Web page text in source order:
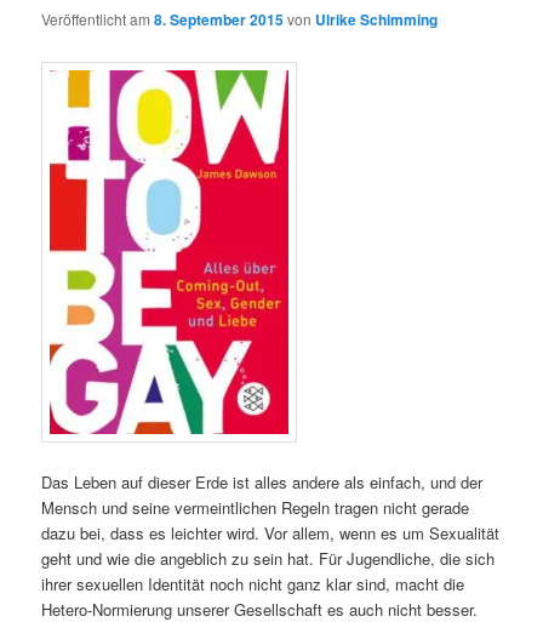
Veröffentlicht am8. September 2015von Ulrike Schimming
Das Leben auf dieser Erde ist alles andere als einfach, und der
Mensch und seine vermeintlichen Regeln tragen nicht gerade
dazu bei, dass es leichter wird. Vor allem, wenn es um Sexualität
geht und wie die angeblich zu sein hat. Für Jugendliche, die sich
ihrer sexuellen Identität noch nicht ganz klar sind, macht die
Hetero-Normierung unserer Gesellschaft es auch nicht besser.